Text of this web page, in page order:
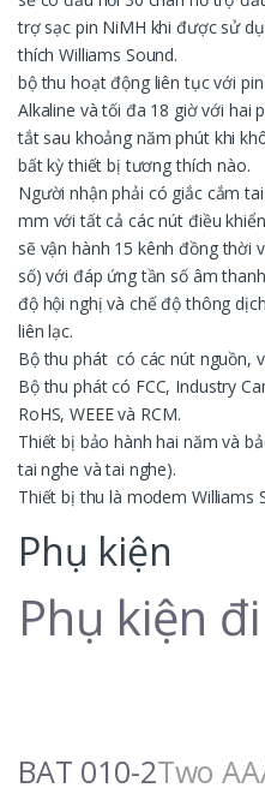
trợ sạc pin NiMH khi được sử
thích Williams Sound.
bộ thu hoạt động liên tục với
Alkaline và tối đa 18 giờ với hai
tắt sau khoảng năm phút khi
bất kỳ thiết bị tương thích nào.
Người nhận phải có giắc cắm
mm với tất cả các nút điều
sẽ vận hành 15 kênh đồng thời
số) với đáp ứng tần số âm
độ hội nghị và chế độ thông
liên lạc.
Bộ thu phát có các nút nguồn,
Bộ thu phát có FCC, Industry
RoHS, WEEE và RCM.
Thiết bị bảo hành hai năm và
tai nghe và tai nghe).
Thiết bị thu là modem Williams
Phụ kiện
Phụ kiện
BAT 010-2Two